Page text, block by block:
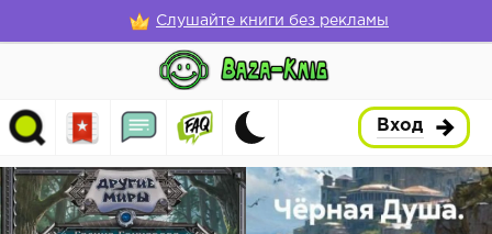
Слушайте книги без рекламы
Вход